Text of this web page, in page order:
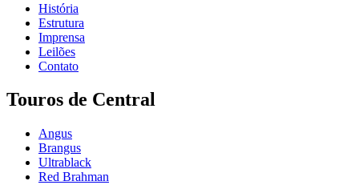
História
Estrutura
Imprensa
Leilões
Contato
Touros de Central
Angus
Brangus
Ultrablack
Red Brahman